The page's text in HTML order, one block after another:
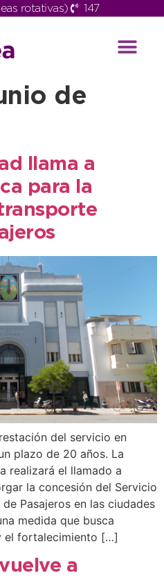
rotativas) 147
de
llama a
para la
del servicio en
plazo de 20 años. La
realizará el llamado a
la concesión del Servicio
Pasajeros en las ciudades
medida que busca
el fortalecimiento […]
a